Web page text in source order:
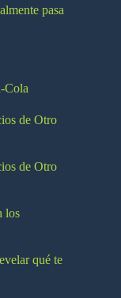
pasa
Cola
de Otro
de Otro
los
qué te